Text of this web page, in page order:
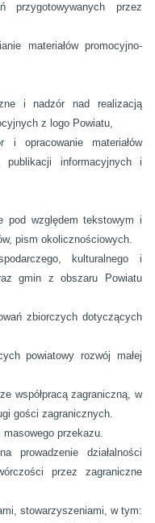
przygotowywanych przez
materiałów promocyjno-
i nadzór nad realizacją
z logo Powiatu,
materiałów
publikacji informacyjnych i
względem tekstowym i
pism okolicznościowych.
kulturalnego i
gmin z obszaru Powiatu
zbiorczych dotyczących
powiatowy rozwój małej
współpracą zagraniczną, w
gości zagranicznych.
przekazu.
działalności
przez zagraniczne
stowarzyszeniami, w tym: